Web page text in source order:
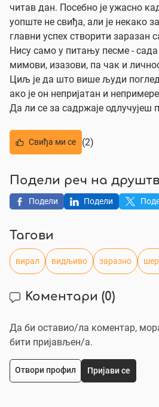
читав дан. Посебно је ужасно
уопште не свиђа, али је некако
главни успех створити заразан
Нису само у питању песме -
мимови, изазови, па чак и
Циљ је да што више људи
ако је он непријатан и
Да ли се за садржаје одлучујеш
Свиђа ми се (2)
Подели реч на
Подели Подели
Тагови
вирал видљиво заразно
Коментари (0)
Да би оставио/ла коментар,
бити пријављен/a.
Отвори профил Пријави се